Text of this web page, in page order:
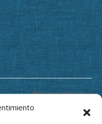
Biocultura Valencia